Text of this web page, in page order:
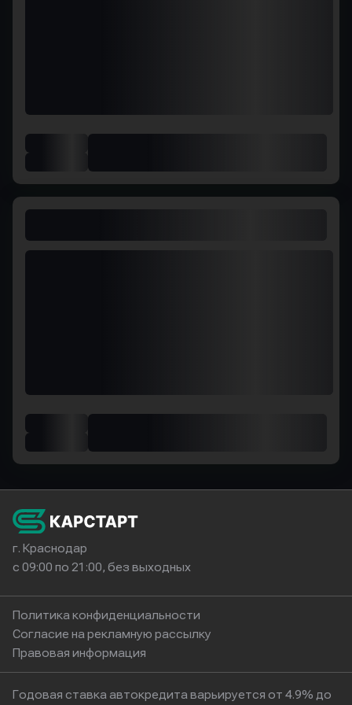
г. Краснодар
с 09:00 по 21:00, без выходных
Политика конфиденциальности
Согласие на рекламную рассылку
Правовая информация
Годовая ставка автокредита варьируется от 4.9% до